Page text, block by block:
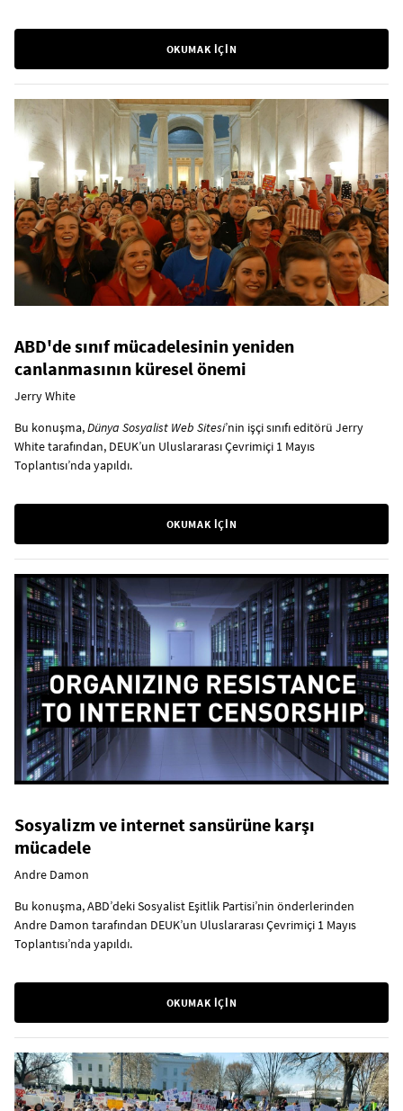
OKUMAK İÇİN
ABD'de sınıf mücadelesinin yeniden
canlanmasının küresel önemi
Jerry White
Bu konuşma,Dünya Sosyalist Web Sitesi’nin işçi sınıfı editörü Jerry
White tarafından, DEUK’un Uluslararası Çevrimiçi 1 Mayıs
Toplantısı’nda yapıldı.
OKUMAK İÇİN
Sosyalizm ve internet sansürüne karşı
mücadele
Andre Damon
Bu konuşma, ABD’deki Sosyalist Eşitlik Partisi’nin önderlerinden
Andre Damon tarafından DEUK’un Uluslararası Çevrimiçi 1 Mayıs
Toplantısı’nda yapıldı.
OKUMAK İÇİN